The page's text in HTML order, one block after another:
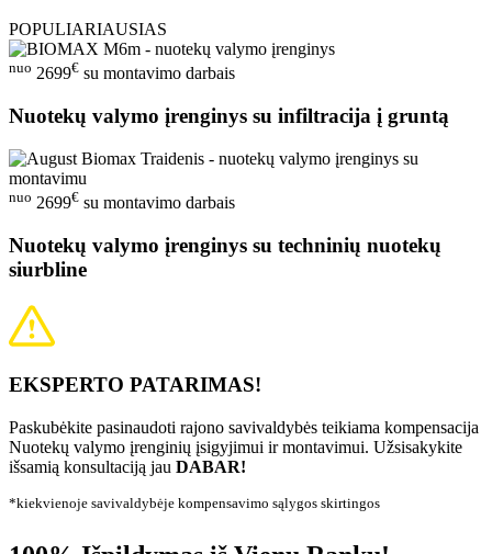
POPULIARIAUSIAS
nuo 2699€ su montavimo darbais
Nuotekų valymo įrenginys su infiltracija į gruntą
nuo 2699€ su montavimo darbais
Nuotekų valymo įrenginys su techninių nuotekų
siurbline
EKSPERTO PATARIMAS!
Paskubėkite pasinaudoti rajono savivaldybės teikiama kompensacija
Nuotekų valymo įrenginių įsigyjimui ir montavimui. Užsisakykite
išsamią konsultaciją jau DABAR!
*kiekvienoje savivaldybėje kompensavimo sąlygos skirtingos